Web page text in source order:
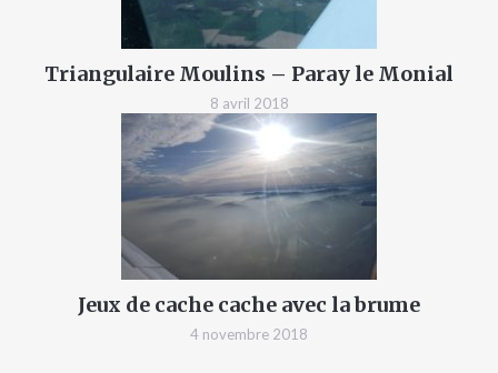
Triangulaire Moulins – Paray le Monial
8 avril 2018
Jeux de cache cache avec la brume
4 novembre 2018